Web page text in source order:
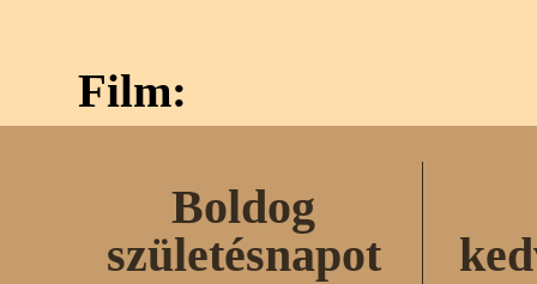
Film:
Boldog
születésnapot